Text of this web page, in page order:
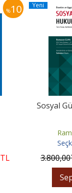
%10
TL
Yeni
Sosyal
3.800,00